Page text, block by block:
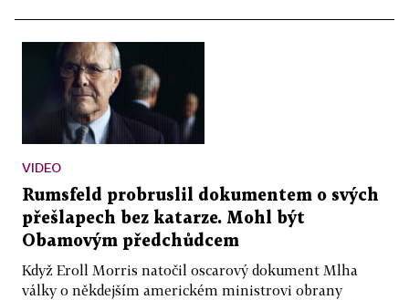
VIDEO
Rumsfeld probruslil dokumentem o svých
přešlapech bez katarze. Mohl být
Obamovým předchůdcem
Když Eroll Morris natočil oscarový dokument Mlha
války o někdejším americkém ministrovi obrany